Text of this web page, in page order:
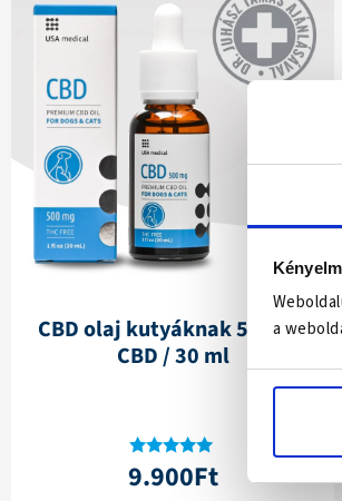
a
CBD olaj kutyáknak 500 mg
CBD / 30 ml
Értékelés:
4.90
9.900Ft